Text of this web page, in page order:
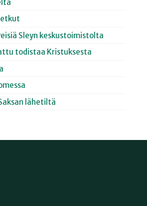
Sleyn keskustoimistolta
todistaa Kristuksesta
lähetiltä